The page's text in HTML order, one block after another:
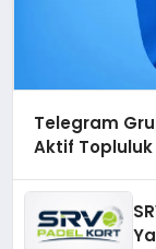
Telegram
Aktif Topluluk